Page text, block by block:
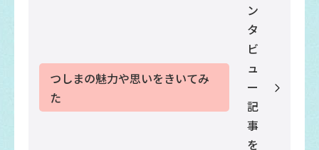
つしまの魅力や思いをきいてみ
た
ン
タ
ビ
ュ
ー
記
事
を